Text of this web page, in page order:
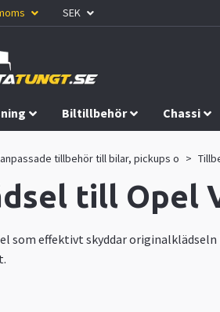
SEK
Biltillbehör Chassi
tillbehör till bilar, pickups o
till Opel
som effektivt skyddar originalklädseln